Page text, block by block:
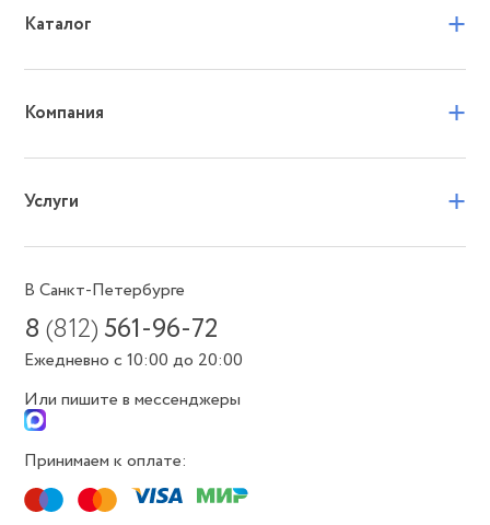
Каталог +
Компания +
Услуги +
В Санкт-Петербурге
8(812) 561-96-72
Ежедневно с 10:00 до 20:00
Или пишите в мессенджеры
Принимаем к оплате: